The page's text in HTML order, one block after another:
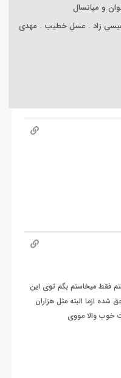
و میانسال
عیسی زاد . عسل خطیب . مهدی
فقط میخاستم بگم توی این
ازما البته مثل هزاران
خوب والا مووی